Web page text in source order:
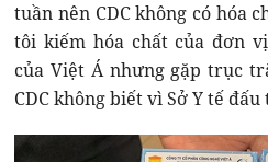
tuần nên CDC không có hóa
tôi kiếm hóa chất của đơn
của Việt Á nhưng gặp trục
CDC không biết vì Sở Y tế